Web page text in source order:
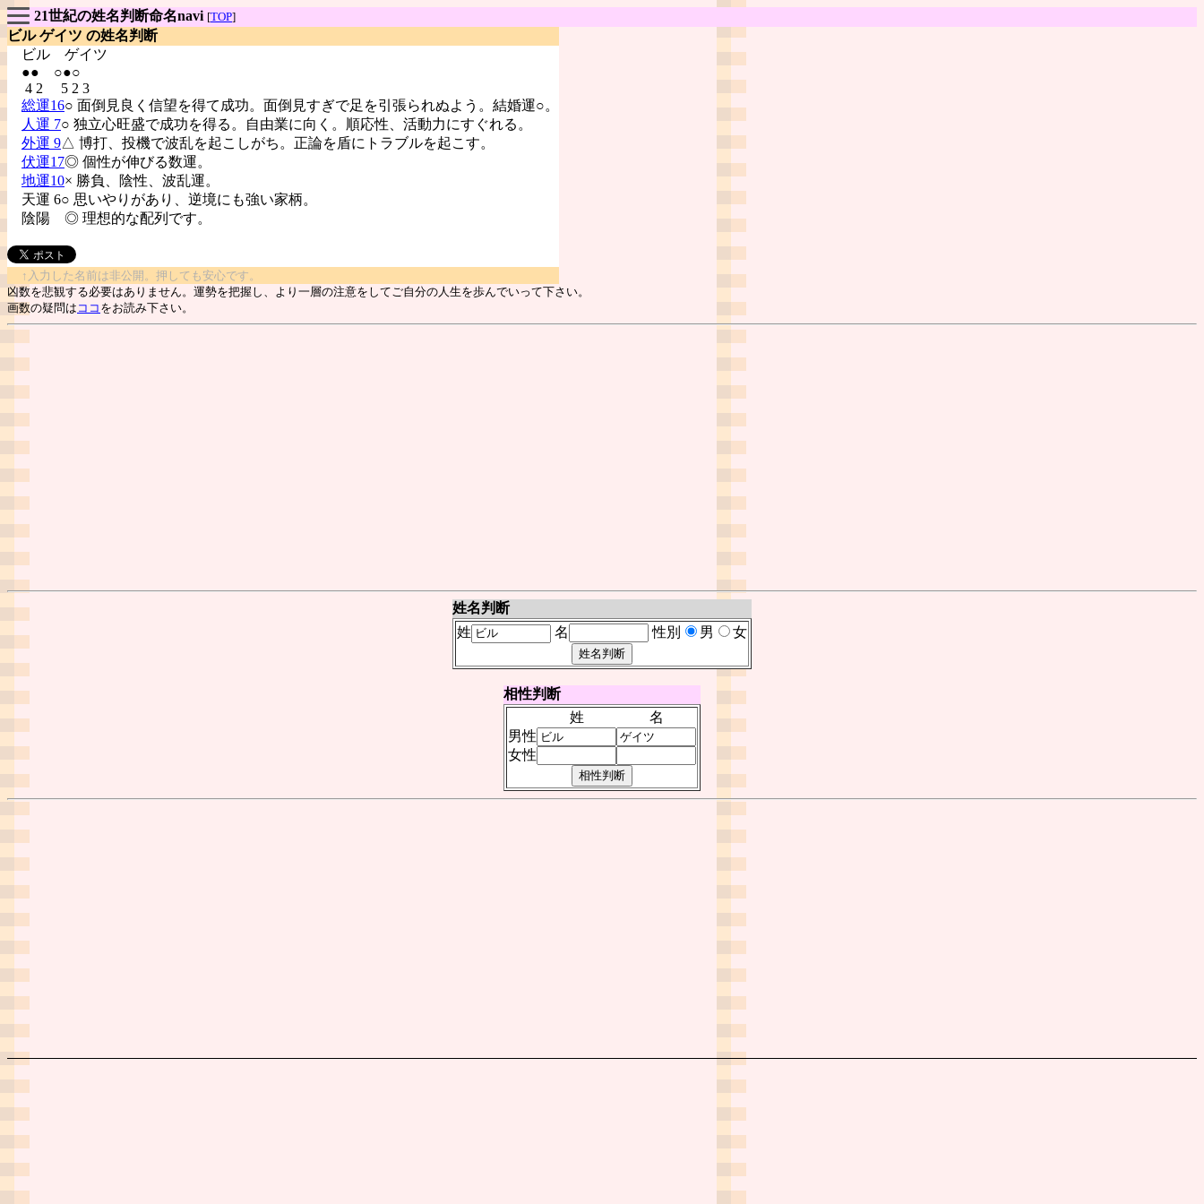
21世紀の姓名判断命名navi [TOP]
ビル ゲイツ の姓名判断
ビル ゲイツ
●● ○●○
4 2 5 2 3
総運16○ 面倒見良く信望を得て成功。面倒見すぎで足を引張られぬよう。結婚運○。
人運 7○ 独立心旺盛で成功を得る。自由業に向く。順応性、活動力にすぐれる。
外運 9△ 博打、投機で波乱を起こしがち。正論を盾にトラブルを起こす。
伏運17◎ 個性が伸びる数運。
地運10× 勝負、陰性、波乱運。
天運 6○ 思いやりがあり、逆境にも強い家柄。
陰陽 ◎ 理想的な配列です。
↑入力した名前は非公開。押しても安心です。
凶数を悲観する必要はありません。運勢を把握し、より一層の注意をしてご自分の人生を歩んでいって下さい。
画数の疑問は ココ をお読み下さい。
姓名判断
姓
名 性別 男 女
相性判断
姓
名
男性
女性